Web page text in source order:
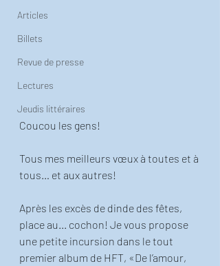
Articles
Billets
Revue de presse
Lectures
Jeudis littéraires
Coucou les gens!
Tous mes meilleurs vœux à toutes et à
tous… et aux autres!
Après les excès de dinde des fêtes,
place au... cochon! Je vous propose
une petite incursion dans le tout
premier album de HFT, «De l’amour,